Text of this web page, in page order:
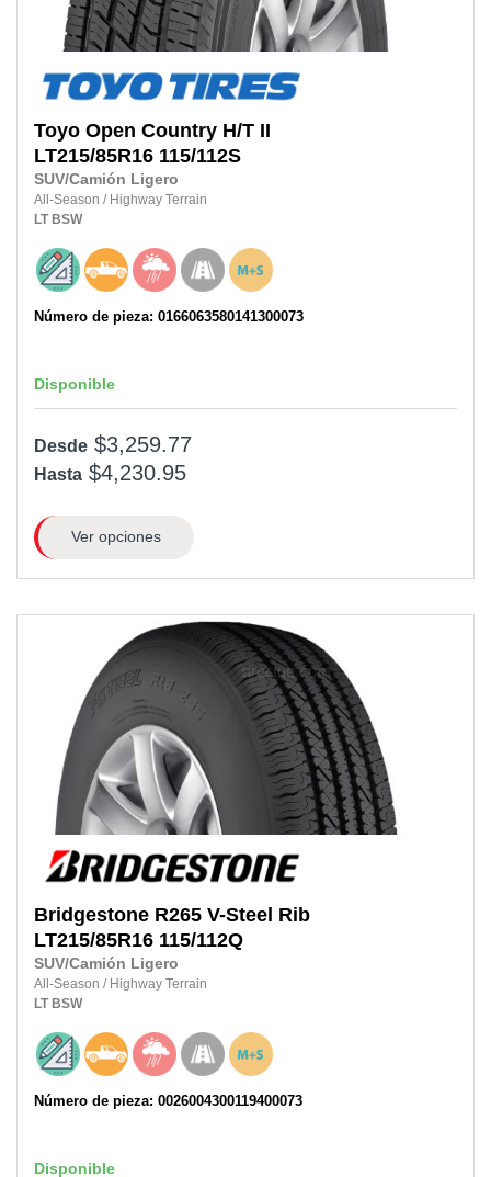
Toyo Open Country H/T II
LT215/85R16 115/112S
SUV/Camión Ligero
All-Season / Highway Terrain
LT BSW
Número de pieza: 0166063580141300073
Disponible
Desde $3,259.77
Hasta $4,230.95
Ver opciones
Bridgestone R265 V-Steel Rib
LT215/85R16 115/112Q
SUV/Camión Ligero
All-Season / Highway Terrain
LT BSW
Número de pieza: 0026004300119400073
Disponible